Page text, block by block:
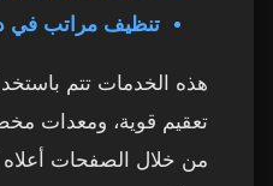
تنظيف مراتب في
هذه الخدمات تتم
تعقيم قوية، ومعدات
من خلال الصفحات